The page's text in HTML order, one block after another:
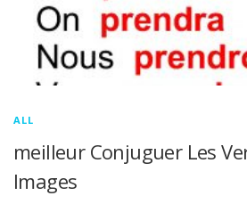
ALL
meilleur Conjuguer Les
Images